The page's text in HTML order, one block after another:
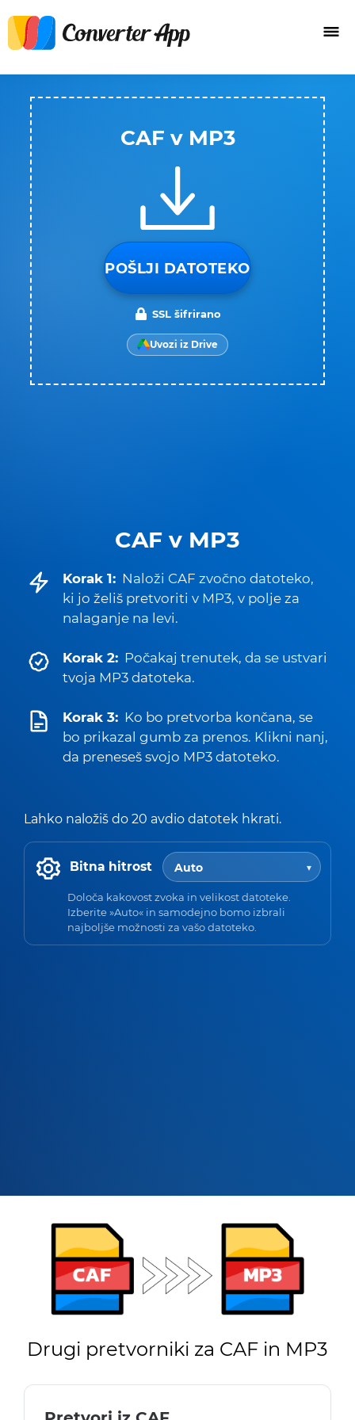
CAF v MP3
Korak 1: Naloži CAF zvočno datoteko,
ki jo želiš pretvoriti v MP3, v polje za
nalaganje na levi.
Korak 2: Počakaj trenutek, da se ustvari
tvoja MP3 datoteka.
Korak 3: Ko bo pretvorba končana, se
bo prikazal gumb za prenos. Klikni nanj,
da preneseš svojo MP3 datoteko.
Lahko naložiš do 20 avdio datotek hkrati.
Bitna hitrost
Določa kakovost zvoka in velikost datoteke.
Izberite »Auto« in samodejno bomo izbrali
najboljše možnosti za vašo datoteko.
CAF v MP3
POŠLJI DATOTEKO
SSL šifrirano
Uvozi iz Drive
Drugi pretvorniki za CAF in MP3